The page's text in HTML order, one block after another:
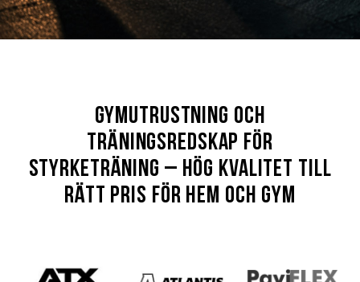
Gymutrustning och
träningsredskap för
styrketräning – hög kvalitet till
rätt pris för hem och gym